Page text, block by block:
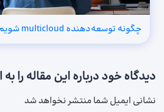
چگونه توسعه‌دهنده multicloud شویم؟
دیدگاه خود درباره این مقاله را
نشانی ایمیل شما منتشر نخواهد شد